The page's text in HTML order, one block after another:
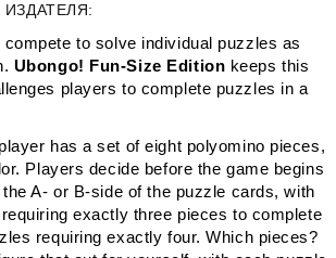
compete to solve individual puzzles as
Ubongo! Fun-Size Edition keeps this
players to complete puzzles in a
has a set of eight polyomino pieces,
Players decide before the game begins
A- or B-side of the puzzle cards, with
exactly three pieces to complete
requiring exactly four. Which pieces?